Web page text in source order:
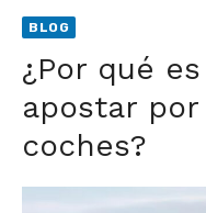
BLOG
¿Por qué
apostar
coches?